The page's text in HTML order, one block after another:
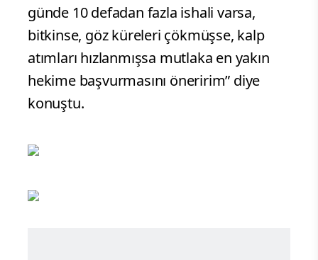
günde 10 defadan fazla ishali varsa,
bitkinse, göz küreleri çökmüşse, kalp
atımları hızlanmışsa mutlaka en yakın
hekime başvurmasını öneririm” diye
konuştu.